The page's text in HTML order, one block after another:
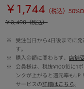
￥1,744 （税込） 50
￥3,490（税込）
※
受注当日から4日後までに
す。
※
購入金額に関わらず、 店舗
※
会員様は、税抜¥100毎に1
ンクが上がると還元率も
サービスの詳細はこちら。